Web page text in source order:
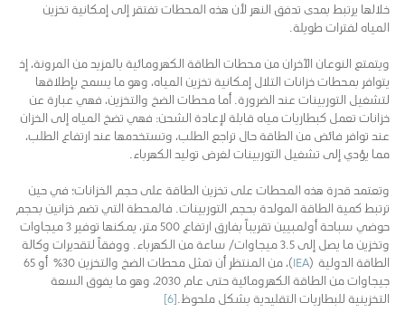
خلالها يرتبط بمدى تدفق النهر لأن هذه المحطات تفتقر إلى إمكانية تخزين
المياه لفترات طويلة.
ويتمتع النوعان الآخران من محطات الطاقة الكهرومائية بالمزيد من المرونة، إذ
يتوافر بمحطات خزانات التلال إمكانية تخزين المياه، وهو ما يسمح بإطلاقها
لتشغيل التوربينات عند الضرورة. أما محطات الضخ والتخزين، فهي عبارة عن
خزانات تعمل كبطاريات مياه قابلة لإعادة الشحن: فهي تضخ المياه إلى الخزان
عند توافر فائض من الطاقة حال تراجع الطلب، وتستخدمها عند ارتفاع الطلب،
مما يؤدي إلى تشغيل التوربينات لغرض توليد الكهرباء.
وتعتمد قدرة هذه المحطات على تخزين الطاقة على حجم الخزانات؛ في حين
ترتبط كمية الطاقة المولدة بحجم التوربينات. فالمحطة التي تضم خزانين بحجم
حوضي سباحة أولمبيين تقريباً بفارق ارتفاع 500 متر، يمكنها توفير 3 ميجاوات
وتخزين ما يصل إلى 3.5 ميجاوات/ ساعة من الكهرباء. ووفقاً لتقديرات وكالة
الطاقة الدولية (IEA
)، من المنتظر أن تمثل محطات الضخ والتخزين 30٪ أو 65
جيجاوات من الطاقة الكهرومائية حتى عام 2030، وهو ما يفوق السعة
التخزينية للبطاريات التقليدية بشكل ملحوظ.[6]